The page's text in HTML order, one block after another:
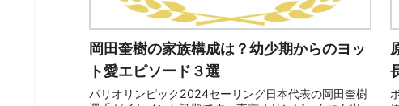
岡田奎樹の家族構成は？幼少期からのヨッ
ト愛エピソード３選
パリオリンピック2024セーリング日本代表の岡田奎樹